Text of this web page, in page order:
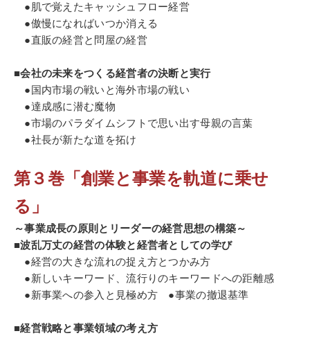
●肌で覚えたキャッシュフロー経営
●傲慢になればいつか消える
●直販の経営と問屋の経営
■会社の未来をつくる経営者の決断と実行
●国内市場の戦いと海外市場の戦い
●達成感に潜む魔物
●市場のパラダイムシフトで思い出す母親の言葉
●社長が新たな道を拓け
第３巻「創業と事業を軌道に乗せ
る」
～事業成長の原則とリーダーの経営思想の構築～
■波乱万丈の経営の体験と経営者としての学び
●経営の大きな流れの捉え方とつかみ方
●新しいキーワード、流行りのキーワードへの距離感
●新事業への参入と見極め方 ●事業の撤退基準
■経営戦略と事業領域の考え方